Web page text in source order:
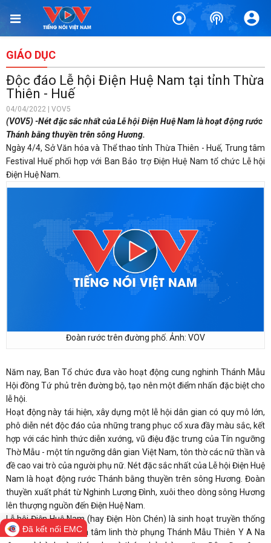
GIÁO DỤC
Độc đáo Lễ hội Điện Huệ Nam tại tỉnh Thừa
Thiên - Huế
04/04/2022 | VOV5
(VOV5) -Nét đặc sắc nhất của Lễ hội Điện Huệ Nam là hoạt động rước
Thánh bằng thuyền trên sông Hương.
Ngày 4/4, Sở Văn hóa và Thể thao tỉnh Thừa Thiên - Huế, Trung tâm
Festival Huế phối hợp với Ban Bảo trợ Điện Huệ Nam tổ chức Lễ hội
Điện Huệ Nam.
Đoàn rước trên đường phố. Ảnh: VOV
Năm nay, Ban Tổ chức đưa vào hoạt động cung nghinh Thánh Mẫu
Hội đồng Tứ phủ trên đường bộ, tạo nên một điểm nhấn đặc biệt cho
lễ hội.
Hoạt động này tái hiện, xây dựng một lễ hội dân gian có quy mô lớn,
phô diễn nét độc đáo của những trang phục cổ xưa đầy màu sắc, kết
hợp với các hình thức diễn xướng, vũ điệu đặc trưng của Tín ngưỡng
Thờ Mẫu - một tín ngưỡng dân gian Việt Nam, tôn thờ các nữ thần và
đề cao vai trò của người phụ nữ. Nét đặc sắc nhất của Lễ hội Điện Huệ
Nam là hoạt động rước Thánh bằng thuyền trên sông Hương. Đoàn
thuyền xuất phát từ Nghinh Lương Đình, xuôi theo dòng sông Hương
lên thượng nguồn đến Điện Huệ Nam.
Lễ hội Điện Huệ Nam (hay Điện Hòn Chén) là sinh hoạt truyền thống
mang yếu tố văn hóa tâm linh thờ phụng Thánh Mẫu Thiên Y A Na
Đã kết nối EMC